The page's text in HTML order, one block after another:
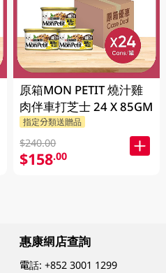
原箱MON PETIT 燒汁雞
肉伴車打芝士 24 X 85GM
指定分類送贈品
$240.00
$158.00
惠康網店查詢
電話:+852 3001 1299